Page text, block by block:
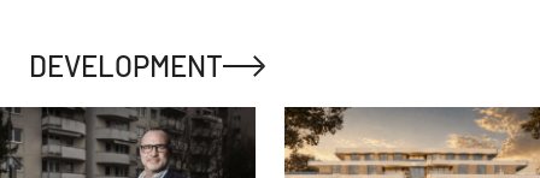
DEVELOPMENT